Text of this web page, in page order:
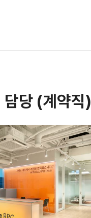
당 (계약직)